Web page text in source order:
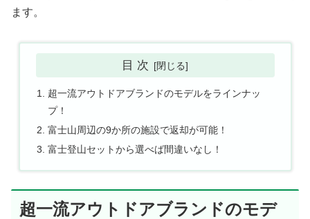
ます。
目 次
超一流アウトドアブランドのモデルをラインナッ
プ！
富士山周辺の9か所の施設で返却が可能！
富士登山セットから選べば間違いなし！
超一流アウトドアブランドのモデ